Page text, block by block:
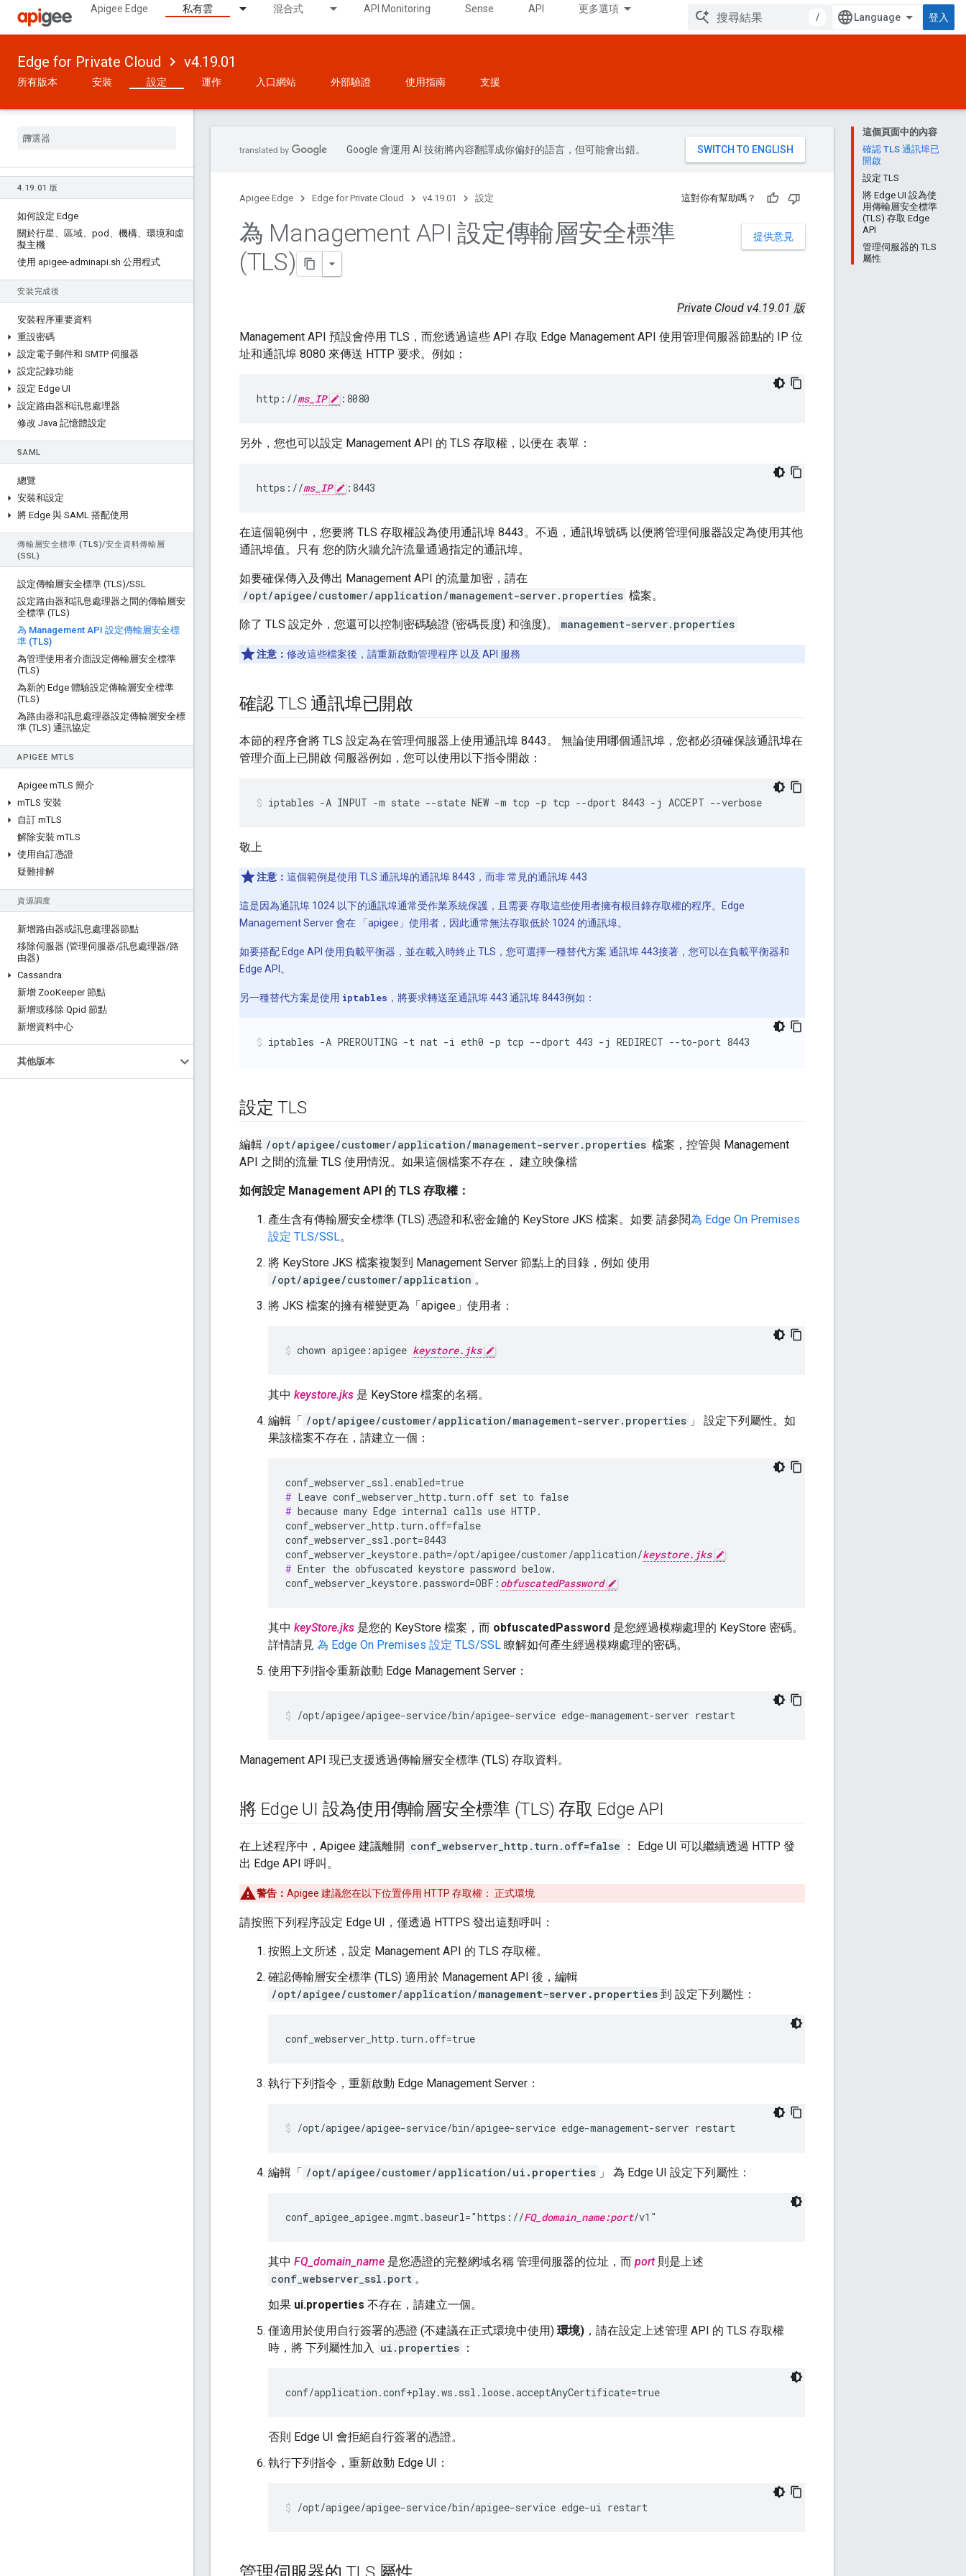
Apigee Edge 私有雲 混合式 API Monitoring Sense API 更多選項
/ 登入
Edge for Private Cloud v4.19.01
所有版本 安裝 設定 運作 入口網站 外部驗證 使用指南 支援
4.19.01 版
如何設定 Edge
關於行星、區域、pod、機構、環境和虛
擬主機
使用 apigee-adminapi.sh 公用程式
安裝完成後
安裝程序重要資料
重設密碼
設定電子郵件和 SMTP 伺服器
設定記錄功能
設定 Edge UI
設定路由器和訊息處理器
修改 Java 記憶體設定
SAML
總覽
安裝和設定
將 Edge 與 SAML 搭配使用
傳輸層安全標準 (TLS)/安全資料傳輸層
(SSL)
設定傳輸層安全標準 (TLS)/SSL
設定路由器和訊息處理器之間的傳輸層安
全標準 (TLS)
為 Management API 設定傳輸層安全標
準 (TLS)
為管理使用者介面設定傳輸層安全標準
(TLS)
為新的 Edge 體驗設定傳輸層安全標準
(TLS)
為路由器和訊息處理器設定傳輸層安全標
準 (TLS) 通訊協定
APIGEE MTLS
Apigee mTLS 簡介
mTLS 安裝
自訂 mTLS
解除安裝 mTLS
使用自訂憑證
疑難排解
資源調度
新增路由器或訊息處理器節點
移除伺服器 (管理伺服器/訊息處理器/路
由器)
Cassandra
新增 ZooKeeper 節點
新增或移除 Qpid 節點
新增資料中心
其他版本
這個頁面中的內容
確認 TLS 通訊埠已
開啟
設定 TLS
將 Edge UI 設為使
用傳輸層安全標準
(TLS) 存取 Edge
API
管理伺服器的 TLS
屬性
Google 會運用 AI 技術將內容翻譯成你偏好的語言，但可能會出錯。
Apigee Edge Edge for Private Cloud v4.19.01 設定 這對你有幫助嗎？
提供意見
為 Management API 設定傳輸層安全標準
(TLS)
Private Cloud v4.19.01 版
Management API 預設會停用 TLS，而您透過這些 API 存取 Edge Management API 使用管理伺服器節點的 IP 位
址和通訊埠 8080 來傳送 HTTP 要求。例如：
http://ms_IP :8080
另外，您也可以設定 Management API 的 TLS 存取權，以便在 表單：
https://ms_IP :8443
在這個範例中，您要將 TLS 存取權設為使用通訊埠 8443。不過，通訊埠號碼 以便將管理伺服器設定為使用其他
通訊埠值。只有 您的防火牆允許流量通過指定的通訊埠。
如要確保傳入及傳出 Management API 的流量加密，請在
/opt/apigee/customer/application/management-server.properties 檔案。
除了 TLS 設定外，您還可以控制密碼驗證 (密碼長度) 和強度)。 management-server.properties
注意： 修改這些檔案後，請重新啟動管理程序 以及 API 服務
確認 TLS 通訊埠已開啟
本節的程序會將 TLS 設定為在管理伺服器上使用通訊埠 8443。 無論使用哪個通訊埠，您都必須確保該通訊埠在
管理介面上已開啟 伺服器例如，您可以使用以下指令開啟：
iptables -A INPUT -m state --state NEW -m tcp -p tcp --dport 8443 -j ACCEPT --verbose
敬上
注意： 這個範例是使用 TLS 通訊埠的通訊埠 8443，而非 常見的通訊埠 443
這是因為通訊埠 1024 以下的通訊埠通常受作業系統保護，且需要 存取這些使用者擁有根目錄存取權的程序。Edge
Management Server 會在 「apigee」使用者，因此通常無法存取低於 1024 的通訊埠。
如要搭配 Edge API 使用負載平衡器，並在載入時終止 TLS，您可選擇一種替代方案 通訊埠 443接著，您可以在負載平衡器和
Edge API。
另一種替代方案是使用 iptables ，將要求轉送至通訊埠 443 通訊埠 8443例如：
iptables -A PREROUTING -t nat -i eth0 -p tcp --dport 443 -j REDIRECT --to-port 8443
設定 TLS
編輯 /opt/apigee/customer/application/management-server.properties 檔案，控管與 Management
API 之間的流量 TLS 使用情況。如果這個檔案不存在， 建立映像檔
如何設定 Management API 的 TLS 存取權：
產生含有傳輸層安全標準 (TLS) 憑證和私密金鑰的 KeyStore JKS 檔案。如要 請參閱為 Edge On Premises
設定 TLS/SSL。
將 KeyStore JKS 檔案複製到 Management Server 節點上的目錄，例如 使用
/opt/apigee/customer/application 。
將 JKS 檔案的擁有權變更為「apigee」使用者：
chown apigee:apigee keystore.jks
其中 keystore.jks 是 KeyStore 檔案的名稱。
編輯「 /opt/apigee/customer/application/management-server.properties 」 設定下列屬性。如
果該檔案不存在，請建立一個：
#
# because many Edge internal calls use HTTP.
conf_webserver_http.turn.off=false
conf_webserver_ssl.port=8443
conf_webserver_keystore.path=/opt/apigee/customer/application/keystore.jks
# Enter the obfuscated keystore password below.
conf_webserver_keystore.password=OBF: obfuscatedPassword
其中 keyStore.jks 是您的 KeyStore 檔案，而 obfuscatedPassword 是您經過模糊處理的 KeyStore 密碼。
詳情請見 為 Edge On Premises 設定 TLS/SSL 瞭解如何產生經過模糊處理的密碼。
使用下列指令重新啟動 Edge Management Server：
/opt/apigee/apigee-service/bin/apigee-service edge-management-server restart
Management API 現已支援透過傳輸層安全標準 (TLS) 存取資料。
將 Edge UI 設為使用傳輸層安全標準 (TLS) 存取 Edge API
在上述程序中，Apigee 建議離開 conf_webserver_http.turn.off=false
： Edge UI 可以繼續透過 HTTP 發
出 Edge API 呼叫。
警告： Apigee 建議您在以下位置停用 HTTP 存取權： 正式環境
請按照下列程序設定 Edge UI，僅透過 HTTPS 發出這類呼叫：
按照上文所述，設定 Management API 的 TLS 存取權。
確認傳輸層安全標準 (TLS) 適用於 Management API 後，編輯
/opt/apigee/customer/application/management-server.properties 到 設定下列屬性：
conf_webserver_http.turn.off=true
執行下列指令，重新啟動 Edge Management Server：
/opt/apigee/apigee-service/bin/apigee-service edge-management-server restart
編輯「 /opt/apigee/customer/application/ui.properties 」 為 Edge UI 設定下列屬性：
conf_apigee_apigee.mgmt.baseurl="https://FQ_domain_name:port/v1"
其中 FQ_domain_name 是您憑證的完整網域名稱 管理伺服器的位址，而 port則是上述
conf_webserver_ssl.port 。
如果 ui.properties 不存在，請建立一個。
僅適用於使用自行簽署的憑證 (不建議在正式環境中使用) 環境) ，請在設定上述管理 API 的 TLS 存取權
時，將 下列屬性加入 ui.properties ：
conf/application.conf+play.ws.ssl.loose.acceptAnyCertificate=true
否則 Edge UI 會拒絕自行簽署的憑證。
執行下列指令，重新啟動 Edge UI：
/opt/apigee/apigee-service/bin/apigee-service edge-ui restart